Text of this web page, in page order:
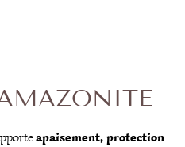
apaisement, protection